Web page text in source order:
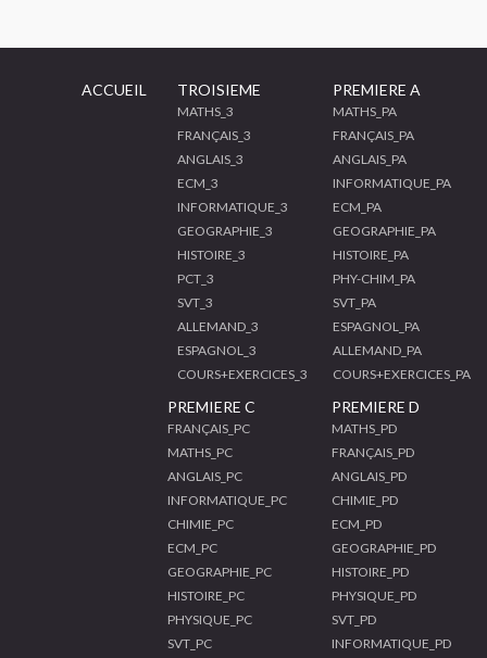
ACCUEIL TROISIEME
MATHS_3
FRANÇAIS_3
ANGLAIS_3
ECM_3
INFORMATIQUE_3
GEOGRAPHIE_3
HISTOIRE_3
PCT_3
SVT_3
ALLEMAND_3
ESPAGNOL_3
COURS+EXERCICES_3
PREMIERE A
MATHS_PA
FRANÇAIS_PA
ANGLAIS_PA
INFORMATIQUE_PA
ECM_PA
GEOGRAPHIE_PA
HISTOIRE_PA
PHY-CHIM_PA
SVT_PA
ESPAGNOL_PA
ALLEMAND_PA
COURS+EXERCICES_PA
PREMIERE C
FRANÇAIS_PC
MATHS_PC
ANGLAIS_PC
INFORMATIQUE_PC
CHIMIE_PC
ECM_PC
GEOGRAPHIE_PC
HISTOIRE_PC
PHYSIQUE_PC
SVT_PC
PREMIERE D
MATHS_PD
FRANÇAIS_PD
ANGLAIS_PD
CHIMIE_PD
ECM_PD
GEOGRAPHIE_PD
HISTOIRE_PD
PHYSIQUE_PD
SVT_PD
INFORMATIQUE_PD